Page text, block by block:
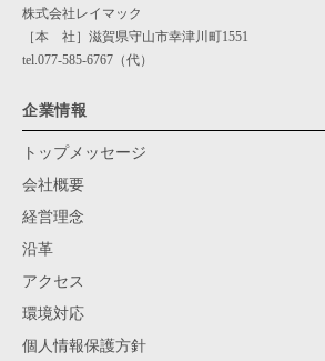
株式会社レイマック
［本 社］滋賀県守山市幸津川町1551
tel.077-585-6767（代）
企業情報
トップメッセージ
会社概要
経営理念
沿革
アクセス
環境対応
個人情報保護方針